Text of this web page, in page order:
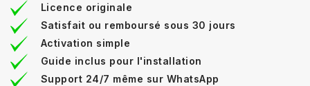
Licence originale
Satisfait ou remboursé sous 30 jours
Activation simple
Guide inclus pour l'installation
Support 24/7 même sur WhatsApp